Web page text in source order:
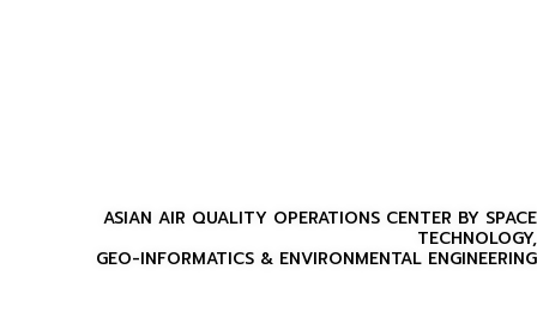
ASIAN AIR QUALITY OPERATIONS CENTER BY SPACE
TECHNOLOGY,
GEO-INFORMATICS & ENVIRONMENTAL ENGINEERING